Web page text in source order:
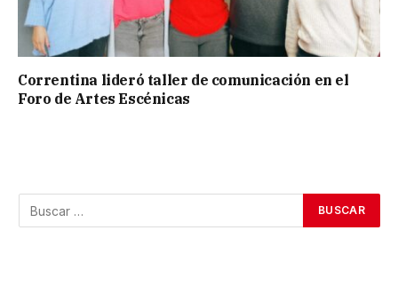
Correntina lideró taller de comunicación en el
Foro de Artes Escénicas